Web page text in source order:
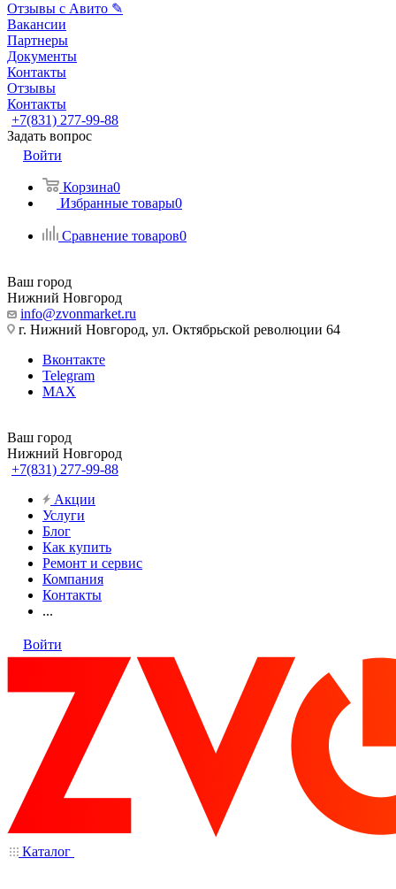
Отзывы с Авито ✎
Вакансии
Партнеры
Документы
Контакты
Отзывы
Контакты
+7(831) 277-99-88
Задать вопрос
Войти
Корзина0
Избранные товары0
Сравнение товаров0
Ваш город
Нижний Новгород
info@zvonmarket.ru
г. Нижний Новгород, ул. Октябрьской революции 64
Вконтакте
Telegram
MAX
Ваш город
Нижний Новгород
+7(831) 277-99-88
Акции
Услуги
Блог
Как купить
Ремонт и сервис
Компания
Контакты
...
Войти
Каталог